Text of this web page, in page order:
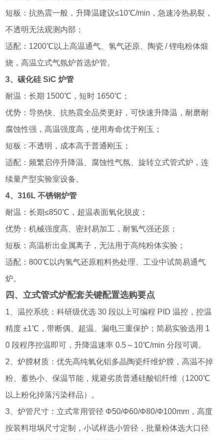
短板：抗热震一般，升降温建议≤10℃/min，急速冷热易裂，
不透明无法观测内部；
适配：1200℃以上高温通气、氢气还原、陶瓷 / 锂电粉体煅
烧，高温立式气氛炉首选炉管。
3、碳化硅 SiC 炉管
耐温：长期 1500℃，短时 1650℃；
优势：导热快、抗热震全品类更好，可快速升降温，耐磨耐
腐蚀性强，高温强度高，使用寿命优于刚玉；
短板：不透明，成本高于普通刚玉；
适配：频繁启停升降温、腐蚀性气氛、旋转立式管式炉，连
续量产型实验室设备。
4、316L 不锈钢炉管
耐温：长期≤850℃，超温表面氧化脱皮；
优势：机械强度高、密封易加工，耐氢气强还原；
短板：高温析出金属离子，无法用于高纯粉体实验；
适配：800℃以内氢气还原粗料热处理、工业中试简易通气
炉。
四、立式管式炉配套关键配置选购要点
1、温控系统：科研级优选 30 段以上可编程 PID 温控，控温
精度 ±1℃，带断偶、超温、漏电三重保护；简易实验选用 1
0 段程序控温即可，升降温速率 0.5～10℃/min 分段可调。
2、炉膛材质：优先高纯氧化铝多晶陶瓷纤维炉膛，高温不掉
粉、蓄热小、保温节能，规避劣质普通硅酸铝纤维（1200℃
以上粉化掉落污染样品）。
3、炉管尺寸：立式常用管径 Φ50/Φ60/Φ80/Φ100mm，高度
按装料坩埚尺寸定制，小试样选小管径，批量粉体选大口径